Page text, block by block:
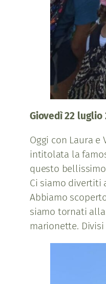
Giovedì 22 luglio
Oggi con Laura
intitolata la
questo
Ci siamo divertiti
Abbiamo
siamo tornati
marionette.